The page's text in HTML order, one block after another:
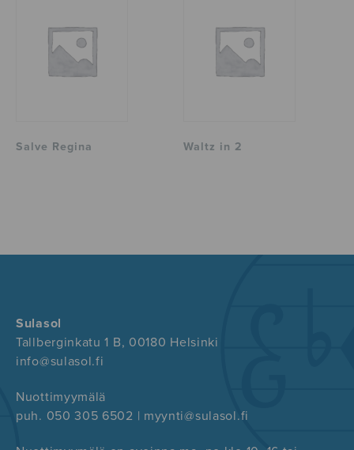
Salve Regina Waltz in 2
Sulasol
Tallberginkatu 1 B, 00180 Helsinki
info@sulasol.fi
Nuottimyymälä
puh. 050 305 6502 | myynti@sulasol.fi